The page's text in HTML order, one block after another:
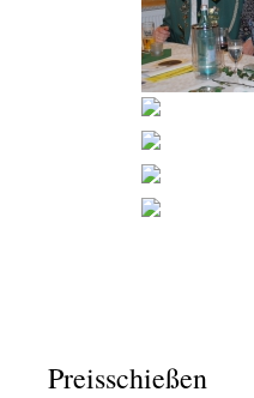
Preisschießen